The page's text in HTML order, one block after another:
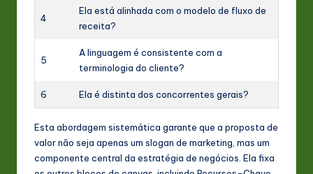
4
Ela está alinhada com o modelo de fluxo de
receita?
5
A linguagem é consistente com a
terminologia do cliente?
6 Ela é distinta dos concorrentes gerais?
Esta abordagem sistemática garante que a proposta de
valor não seja apenas um slogan de marketing, mas um
componente central da estratégia de negócios. Ela fixa